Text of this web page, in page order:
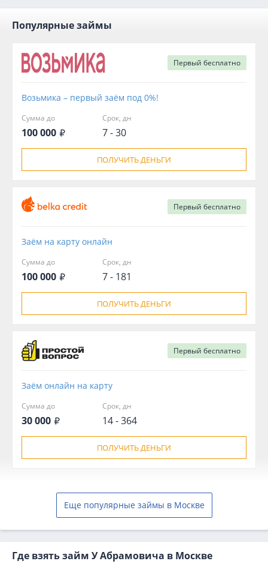
Популярные займы
Первый бесплатно
Возьмика – первый заём под 0%!
Сумма до
100 000
Срок, дн
7 - 30
ПОЛУЧИТЬ ДЕНЬГИ
Первый бесплатно
Заём на карту онлайн
Сумма до
100 000
Срок, дн
7 - 181
ПОЛУЧИТЬ ДЕНЬГИ
Первый бесплатно
Заём онлайн на карту
Сумма до
30 000
Срок, дн
14 - 364
ПОЛУЧИТЬ ДЕНЬГИ
Еще популярные займы в Москве
Где взять займ У Абрамовича в Москве